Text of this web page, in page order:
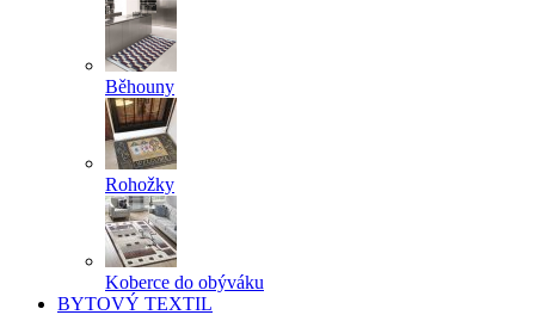
Běhouny
Rohožky
Koberce do obýváku
BYTOVÝ TEXTIL